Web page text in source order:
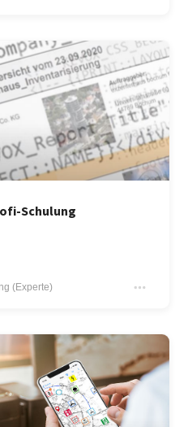
Schulung
(Experte)